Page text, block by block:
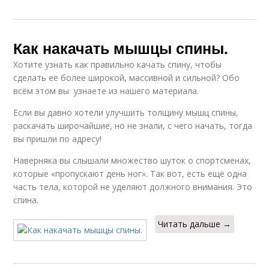
Как накачать мышцы спины.
Хотите узнать как правильно качать спину, чтобы
сделать её более широкой, массивной и сильной? Обо
всём этом вы узнаете из нашего материала.
Если вы давно хотели улучшить толщину мышц спины,
раскачать широчайшие, но не знали, с чего начать, тогда
вы пришли по адресу!
Наверняка вы слышали множество шуток о спортсменах,
которые «пропускают день ног». Так вот, есть ещё одна
часть тела, которой не уделяют должного внимания. Это
спина.
Читать дальше →